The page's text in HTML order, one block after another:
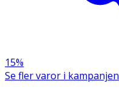
15%
Se fler varor i kampanjen